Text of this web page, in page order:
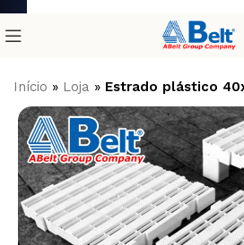
Início » Loja » Estrado plástico